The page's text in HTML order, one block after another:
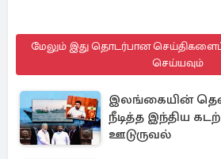
மேலும் இது தொடர்பான செய்திகளைப்
செய்யவும்
இலங்கையின்
நீடித்த இந்திய
ஊடுருவல்